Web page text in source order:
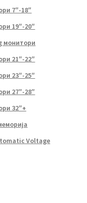
7″-18″
19″-20″
монитори
21″-22″
23″-25″
27″-28″
32″+
Voltage